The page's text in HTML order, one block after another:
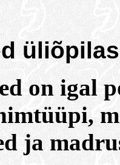
on igal
ja